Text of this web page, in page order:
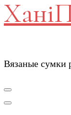
Вязаные сумки